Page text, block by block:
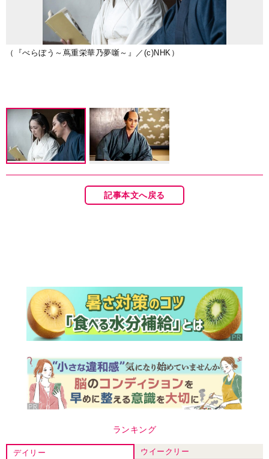
（『べらぼう～蔦重栄華乃夢噺～』／(c)NHK）
記事本文へ戻る
ランキング
デイリー ウイークリー